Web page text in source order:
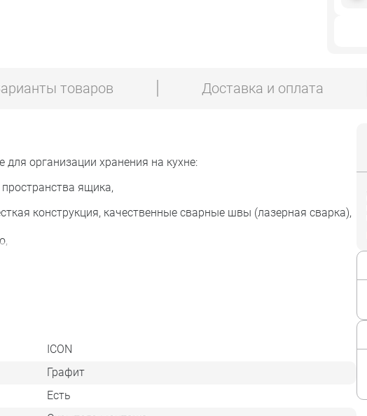
товаров Доставка и оплата
организации хранения на кухне:
ящика,
конструкция, качественные сварные швы (лазерная сварка),
PRIME by AKS полного выдвижения (60000 циклов, 25кг),
ICON
Графит
Есть